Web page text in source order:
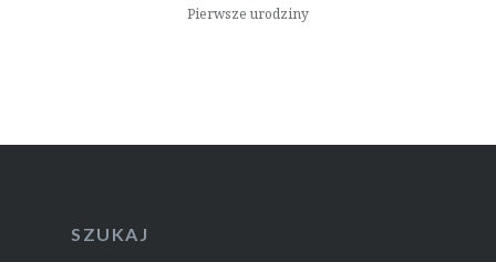
Pierwsze urodziny
SZUKAJ